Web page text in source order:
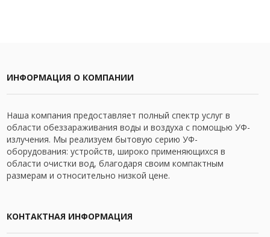
ИНФОРМАЦИЯ О КОМПАНИИ
Наша компания предоставляет полный спектр услуг в
области обеззараживания воды и воздуха с помощью УФ-
излучения. Мы реализуем бытовую серию УФ-
оборудования: устройств, широко применяющихся в
области очистки вод, благодаря своим компактным
размерам и относительно низкой цене.
КОНТАКТНАЯ ИНФОРМАЦИЯ